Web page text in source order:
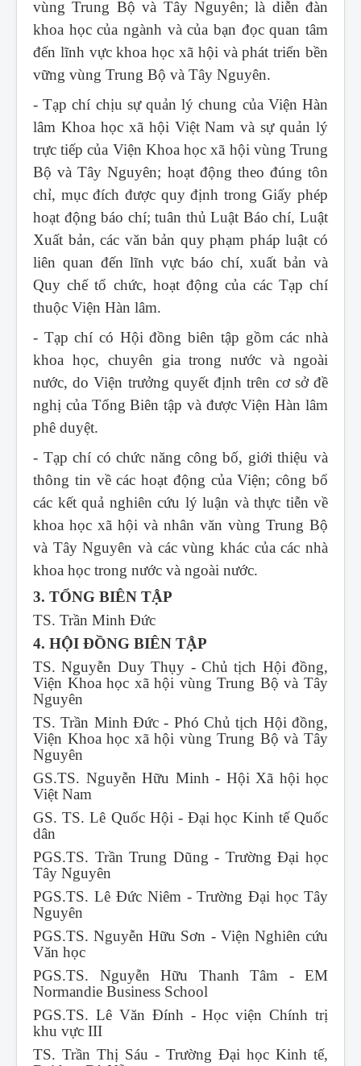
vùng Trung Bộ và Tây Nguyên; là diễn đàn
khoa học của ngành và của bạn đọc quan tâm
đến lĩnh vực khoa học xã hội và phát triển bền
vững vùng Trung Bộ và Tây Nguyên.
- Tạp chí chịu sự quản lý chung của Viện Hàn
lâm Khoa học xã hội Việt Nam và sự quản lý
trực tiếp của Viện Khoa học xã hội vùng Trung
Bộ và Tây Nguyên; hoạt động theo đúng tôn
chỉ, mục đích được quy định trong Giấy phép
hoạt động báo chí; tuân thủ Luật Báo chí, Luật
Xuất bản, các văn bản quy phạm pháp luật có
liên quan đến lĩnh vực báo chí, xuất bản và
Quy chế tổ chức, hoạt động của các Tạp chí
thuộc Viện Hàn lâm.
- Tạp chí có Hội đồng biên tập gồm các nhà
khoa học, chuyên gia trong nước và ngoài
nước, do Viện trưởng quyết định trên cơ sở đề
nghị của Tổng Biên tập và được Viện Hàn lâm
phê duyệt.
- Tạp chí có chức năng công bố, giới thiệu và
thông tin về các hoạt động của Viện; công bố
các kết quả nghiên cứu lý luận và thực tiễn về
khoa học xã hội và nhân văn vùng Trung Bộ
và Tây Nguyên và các vùng khác của các nhà
khoa học trong nước và ngoài nước.
3. TỔNG BIÊN TẬP
TS. Trần Minh Đức
4. HỘI ĐỒNG BIÊN TẬP
TS. Nguyễn Duy Thụy - Chủ tịch Hội đồng,
Viện Khoa học xã hội vùng Trung Bộ và Tây
Nguyên
TS. Trần Minh Đức - Phó Chủ tịch Hội đồng,
Viện Khoa học xã hội vùng Trung Bộ và Tây
Nguyên
GS.TS. Nguyễn Hữu Minh - Hội Xã hội học
Việt Nam
GS. TS. Lê Quốc Hội - Đại học Kinh tế Quốc
dân
PGS.TS. Trần Trung Dũng - Trường Đại học
Tây Nguyên
PGS.TS. Lê Đức Niêm - Trường Đại học Tây
Nguyên
PGS.TS. Nguyễn Hữu Sơn - Viện Nghiên cứu
Văn học
PGS.TS. Nguyễn Hữu Thanh Tâm - EM
Normandie Business School
PGS.TS. Lê Văn Đính - Học viện Chính trị
khu vực III
TS. Trần Thị Sáu - Trường Đại học Kinh tế,